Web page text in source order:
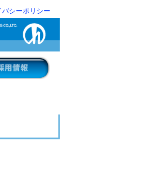
バシーポリシー